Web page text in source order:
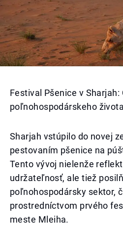
Festival Pšenice v Sharjah:
poľnohospodárskeho
Sharjah vstúpilo do novej
pestovaním pšenice na
Tento vývoj nielenže
udržateľnosť, ale tiež
poľnohospodársky sektor,
prostredníctvom prvého
meste Mleiha.